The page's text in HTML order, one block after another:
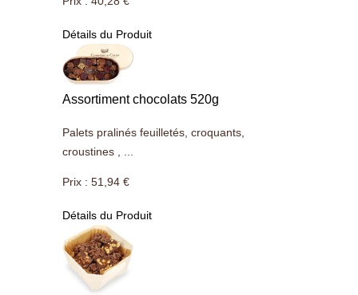
Détails du Produit
Assortiment chocolats 520g
Palets pralinés feuilletés, croquants,
croustines , ...
Prix : 51,94 €
Détails du Produit